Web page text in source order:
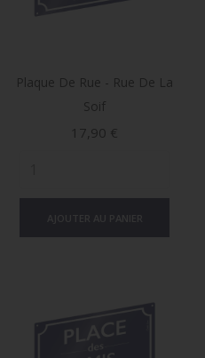
Plaque De Rue - Rue De La
Soif
Prix
17,90 €